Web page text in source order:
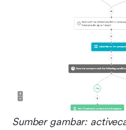
Sumber gambar: